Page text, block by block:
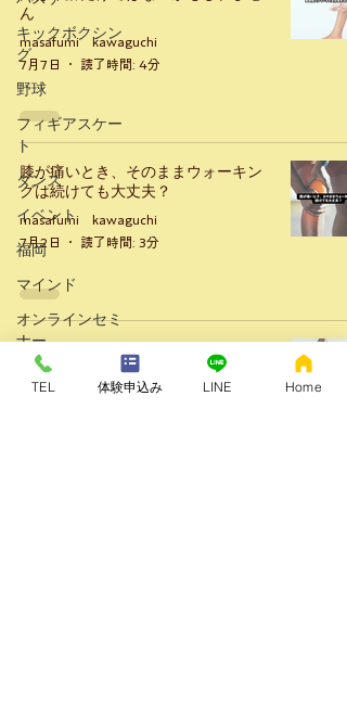
キックボクシン
グ
野球
フィギアスケー
ト
ダンス
イベント
福岡
マインド
オンラインセミ
ナー
指導者・コーチ
ん
masafumi kawaguchi
7月7日
読了時間: 4分
膝が痛いとき、そのままウォーキン
グは続けても大丈夫？
masafumi kawaguchi
7月2日
読了時間: 3分
「階段がつらい…」それ、本当に年齢
のせいですか？
masafumi kawaguchi
TEL 体験申込み LINE Home